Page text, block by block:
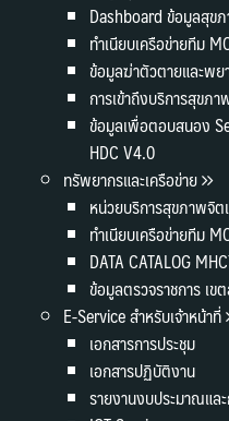
Dashboard ข้อมูลสุข
ทำเนียบเครือข่ายทีม
ข้อมูลฆ่าตัวตายและพ
การเข้าถึงบริการสุขภ
ข้อมูลเพื่อตอบสนอง
HDC V4.0
ทรัพยากรและเครือข่าย
หน่วยบริการสุขภาพจิ
ทำเนียบเครือข่ายทีม
DATA CATALOG
ข้อมูลตรวจราชการ เ
E-Service สำหรับเจ้าหน้าที่
เอกสารการประชุม
เอกสารปฏิบัติงาน
รายงานงบประมาณแ